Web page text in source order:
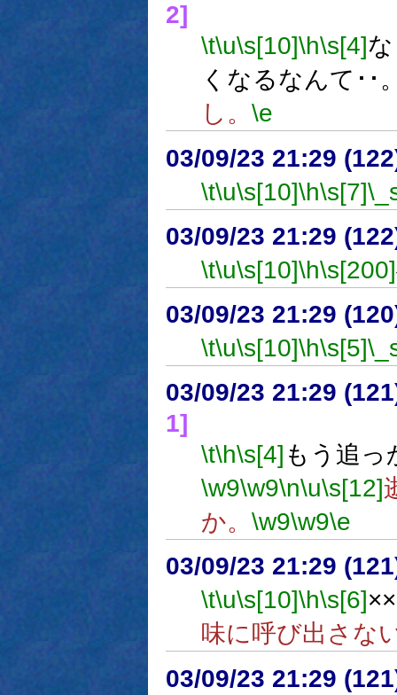
2]
\t\u\s[10]\h\s[4]
くなるなんて･･
し。 \e
03/09/23 21:29
\t\u\s[10]\h\s[7]
03/09/23 21:29
\t\u\s[10]\h\s[200]
03/09/23 21:29
\t\u\s[10]\h\s[5]
03/09/23 21:29
1]
\t\h\s[4] もう追っ
\w9\w9\n\u\s[12]
か。 \w9\w9\e
03/09/23 21:29
\t\u\s[10]\h\s[6]
味に呼び出さな
03/09/23 21:29